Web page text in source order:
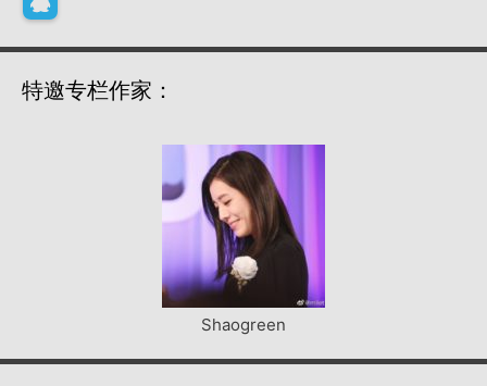
特邀专栏作家：
Shaogreen